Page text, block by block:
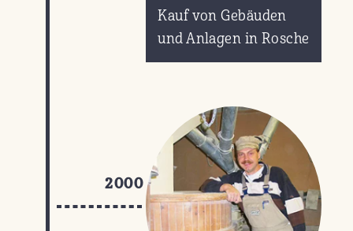
Kauf von Gebäuden
und Anlagen in Rosche
2000